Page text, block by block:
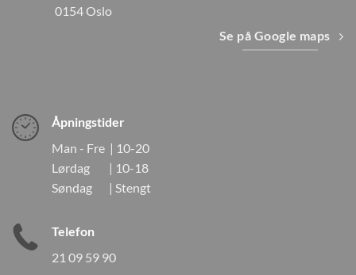
0154 Oslo
Se på Google maps
Åpningstider
Man - Fre | 10-20
Lørdag | 10-18
Søndag | Stengt
Telefon
21 09 59 90